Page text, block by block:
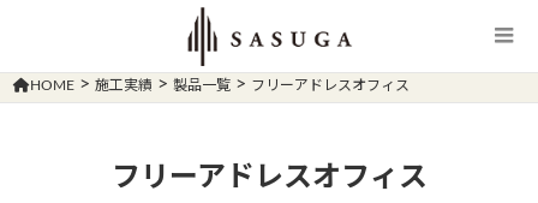
HOME > 施工実績 > 製品一覧 > フリーアドレスオフィス
フリーアドレスオフィス